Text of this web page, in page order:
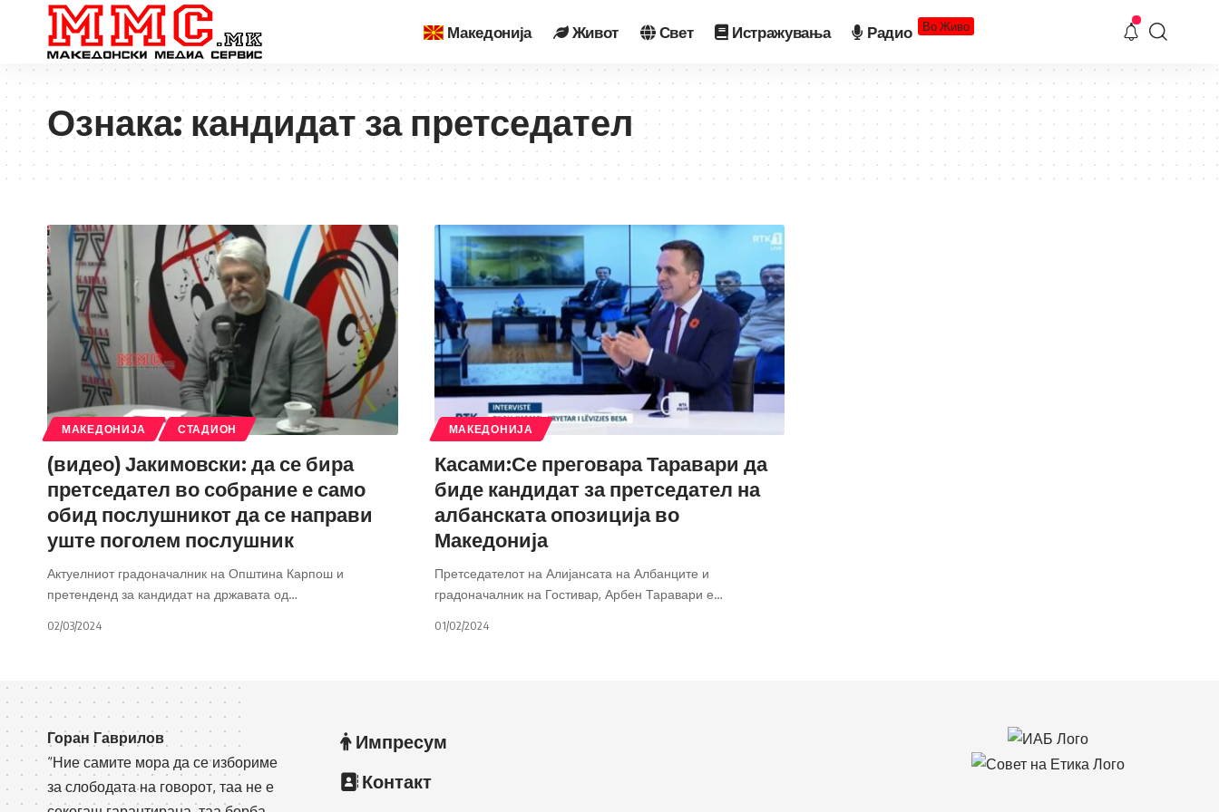
Македонија Живот Свет Истражувања Радио Во Живо
Ознака:кандидат за претседател
МАКЕДОНИЈА СТАДИОН
(видео) Јакимовски: да се бира
претседател во собрание е само
обид послушникот да се направи
уште поголем послушник
Актуелниот градоначалник на Општина Карпош и
претенденд за кандидат на државата од…
02/03/2024
МАКЕДОНИЈА
Касами:Се преговара Таравари да
биде кандидат за претседател на
албанската опозиција во
Македонија
Претседателот на Алијансата на Албанците и
градоначалник на Гостивар, Арбен Таравари е…
01/02/2024
Горан Гаврилов
“Ние самите мора да се избориме
за слободата на говорот, таа не е
Импресум
Контакт